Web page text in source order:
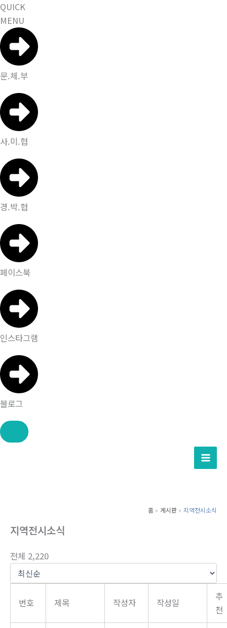
QUICK
MENU
문.체.부
사.미.협
경.박.협
페이스북
인스타그램
블로그
홈 게시판 지역전시소식
지역전시소식
전체 2,220
번호 제목 작성자 작성일
추
천